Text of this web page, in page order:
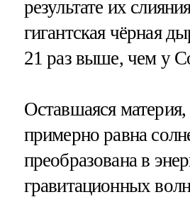
результате их
гигантская чёрная
21 раз выше, чем у
Оставшаяся материя,
примерно равна
преобразована в
гравитационных